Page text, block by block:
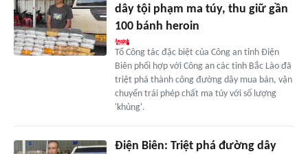
dây tội phạm ma túy, thu giữ gần
100 bánh heroin
Tổ Công tác đặc biệt của Công an tỉnh Điện
Biên phối hợp với Công an các tỉnh Bắc Lào đã
triệt phá thành công đường dây mua bán, vận
chuyển trái phép chất ma túy với số lượng
'khủng'.
Điện Biên: Triệt phá đường dây